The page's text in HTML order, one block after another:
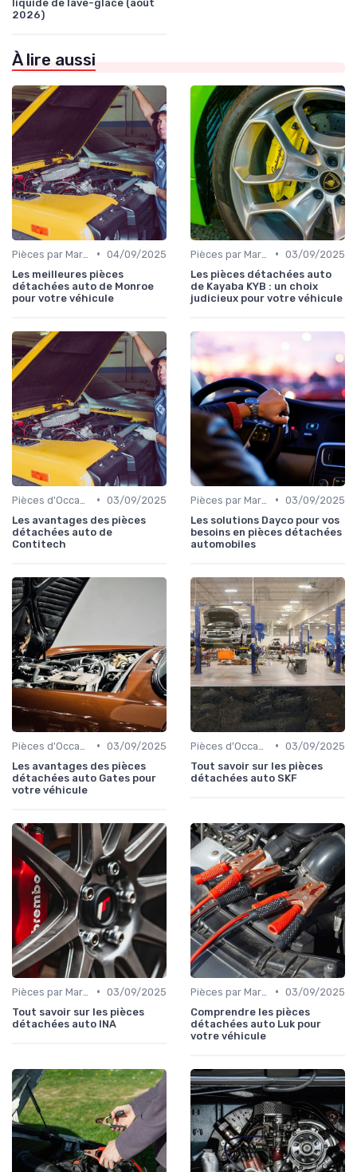
liquide de lave-glace (août
2026)
À lire aussi
• 04/09/2025
Les meilleures pièces
détachées auto de Monroe
pour votre véhicule
• 03/09/2025
Les pièces détachées auto
de Kayaba KYB : un choix
judicieux pour votre véhicule
• 03/09/2025
Les avantages des pièces
détachées auto de
Contitech
• 03/09/2025
Les solutions Dayco pour vos
besoins en pièces détachées
automobiles
• 03/09/2025
Les avantages des pièces
détachées auto Gates pour
votre véhicule
• 03/09/2025
Tout savoir sur les pièces
détachées auto SKF
• 03/09/2025
Tout savoir sur les pièces
détachées auto INA
• 03/09/2025
Comprendre les pièces
détachées auto Luk pour
votre véhicule